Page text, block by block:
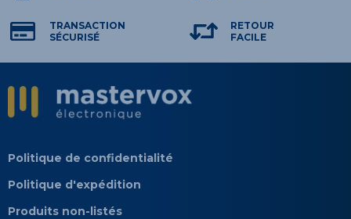
TRANSACTION
SÉCURISÉ
RETOUR
FACILE
Politique de confidentialité
Politique d'expédition
Produits non-listés